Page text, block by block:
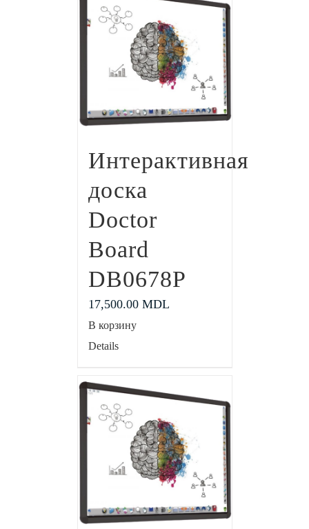
Интерактивная
доска
Doctor
Board
DB0678P
17,500.00 MDL
В корзину
Details